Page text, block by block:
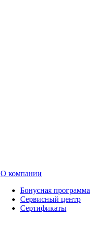
О компании
Бонусная программа
Сервисный центр
Сертификаты